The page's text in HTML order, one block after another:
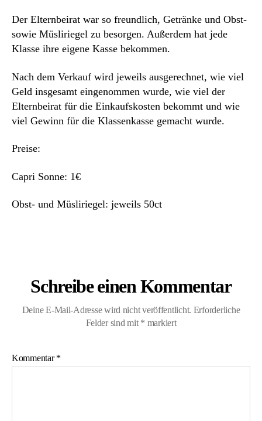
Der Elternbeirat war so freundlich, Getränke und Obst-
sowie Müsliriegel zu besorgen. Außerdem hat jede
Klasse ihre eigene Kasse bekommen.
Nach dem Verkauf wird jeweils ausgerechnet, wie viel
Geld insgesamt eingenommen wurde, wie viel der
Elternbeirat für die Einkaufskosten bekommt und wie
viel Gewinn für die Klassenkasse gemacht wurde.
Preise:
Capri Sonne: 1€
Obst- und Müsliriegel: jeweils 50ct
Schreibe einen Kommentar
Deine E-Mail-Adresse wird nicht veröffentlicht. Erforderliche
Felder sind mit * markiert
Kommentar*